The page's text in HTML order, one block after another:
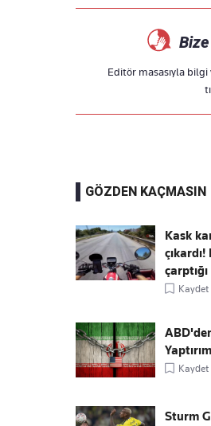
Editör masasıyla
GÖZDEN KAÇMASIN
Kask
Kaydet
Kaydet
Sturm